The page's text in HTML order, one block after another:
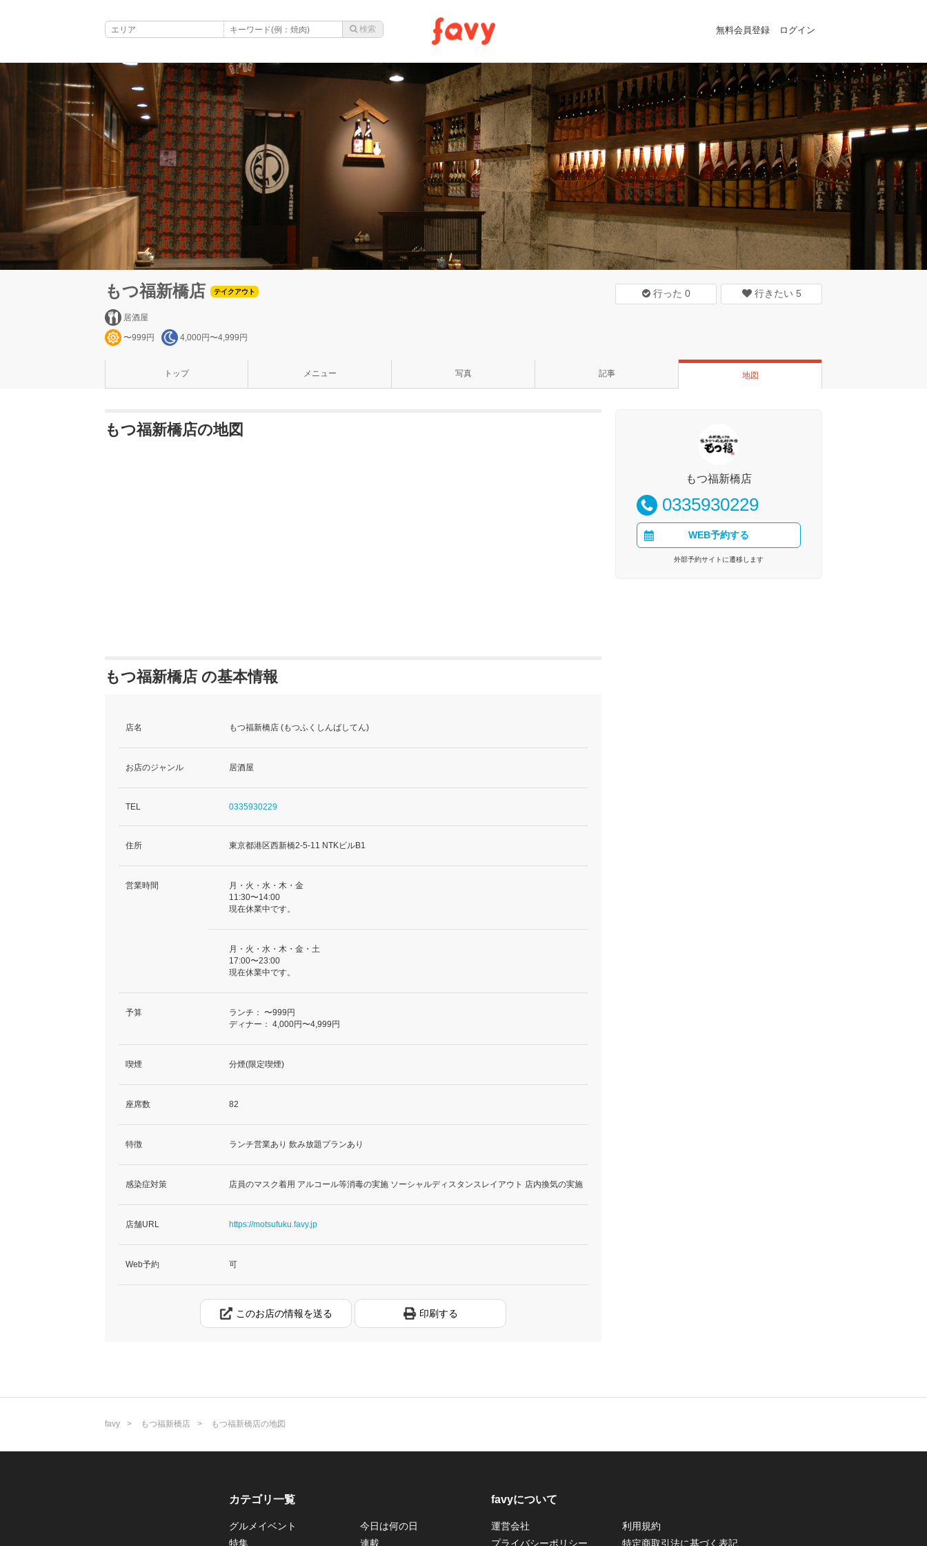
無料会員登録 ログイン
もつ福新橋店 テイクアウト
居酒屋
〜999円 4,000円〜4,999円
行った 0 行きたい 5
トップ メニュー 写真 記事 地図
もつ福新橋店の地図
もつ福新橋店 の基本情報
店名 もつ福新橋店 (もつふくしんばしてん)
お店のジャンル 居酒屋
TEL 0335930229
住所 東京都港区西新橋2-5-11 NTKビルB1
営業時間
月・火・水・木・金
11:30〜14:00
現在休業中です。
月・火・水・木・金・土
17:00〜23:00
現在休業中です。
予算 ランチ： 〜999円
ディナー： 4,000円〜4,999円
喫煙 分煙(限定喫煙)
座席数 82
特徴 ランチ営業あり 飲み放題プランあり
感染症対策 店員のマスク着用 アルコール等消毒の実施 ソーシャルディスタンスレイアウト 店内換気の実施
店舗URL https://motsufuku.favy.jp
Web予約 可
このお店の情報を送る 印刷する
もつ福新橋店
0335930229
WEB予約する
外部予約サイトに遷移します
favy もつ福新橋店 もつ福新橋店の地図
カテゴリ一覧
グルメイベント
今日は何の日
特集
連載
favyについて
運営会社
利用規約
プライバシーポリシー
特定商取引法に基づく表記